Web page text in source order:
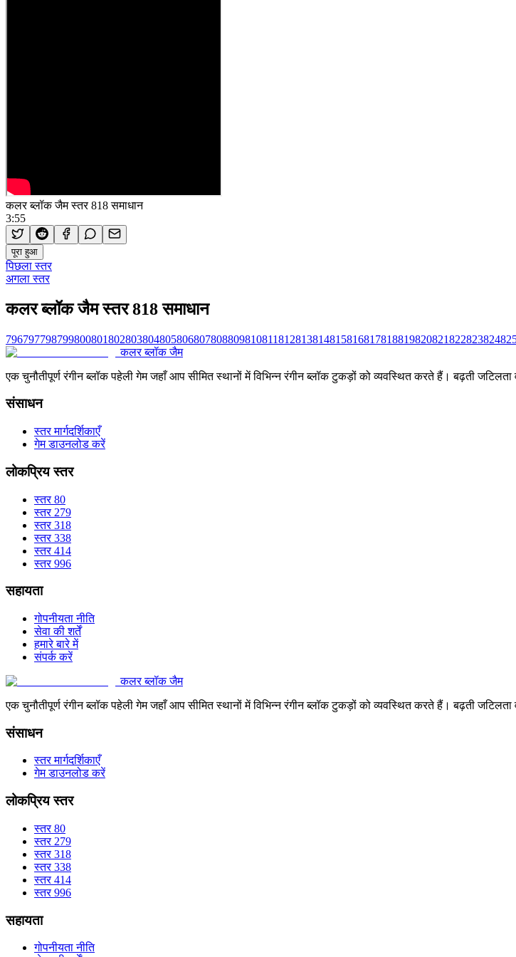
कलर ब्लॉक जैम स्तर 818 समाधान
3:55
पूरा हुआ
पिछला स्तर
अगला स्तर
कलर ब्लॉक जैम स्तर 818 समाधान
796797798799800801802803804805806807808809810811812813814815816817818819820821822823824
कलर ब्लॉक जैम
एक चुनौतीपूर्ण रंगीन ब्लॉक पहेली गेम जहाँ आप सीमित स्थानों में विभिन्न रंगीन ब्लॉक टुकड़ों को व्यवस्थित करते हैं। बढ़ती
संसाधन
स्तर मार्गदर्शिकाएँ
गेम डाउनलोड करें
लोकप्रिय स्तर
स्तर 80
स्तर 279
स्तर 318
स्तर 338
स्तर 414
स्तर 996
सहायता
गोपनीयता नीति
सेवा की शर्तें
हमारे बारे में
संपर्क करें
कलर ब्लॉक जैम
एक चुनौतीपूर्ण रंगीन ब्लॉक पहेली गेम जहाँ आप सीमित स्थानों में विभिन्न रंगीन ब्लॉक टुकड़ों को व्यवस्थित करते हैं। बढ़ती
संसाधन
स्तर मार्गदर्शिकाएँ
गेम डाउनलोड करें
लोकप्रिय स्तर
स्तर 80
स्तर 279
स्तर 318
स्तर 338
स्तर 414
स्तर 996
सहायता
गोपनीयता नीति